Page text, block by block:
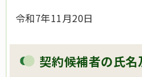
令和7年11月20日
契約候補者の氏名